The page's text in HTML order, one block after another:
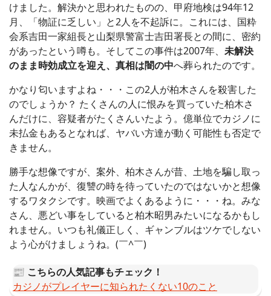
けました。解決かと思われたものの、甲府地検は94年12
月、「物証に乏しい」と2人を不起訴に。これには、国粋
会系吉田一家組長と山梨県警富士吉田署長との間に、密約
があったという噂も。そしてこの事件は2007年、 未解決
のまま時効成立を迎え、真相は闇の中へ葬られたのです。
かなり匂いますよね・・・この2人が柏木さんを殺害した
のでしょうか？ たくさんの人に恨みを買っていた柏木さ
んだけに、容疑者がたくさんいたよう。億単位でカジノに
未払金もあるとなれば、ヤバい方達が動く可能性も否定で
きません。
勝手な想像ですが、案外、柏木さんが昔、土地を騙し取っ
た人なんかが、復讐の時を待っていたのではないかと想像
するワタクシです。映画でよくあるように・・・ね。みな
さん、悪どい事をしていると柏木昭男みたいになるかもし
れません。いつも礼儀正しく、ギャンブルはツケでしない
よう心がけましょうね。(￣^￣)ゞ
📰 こちらの人気記事もチェック！
カジノがプレイヤーに知られたくない10のこと